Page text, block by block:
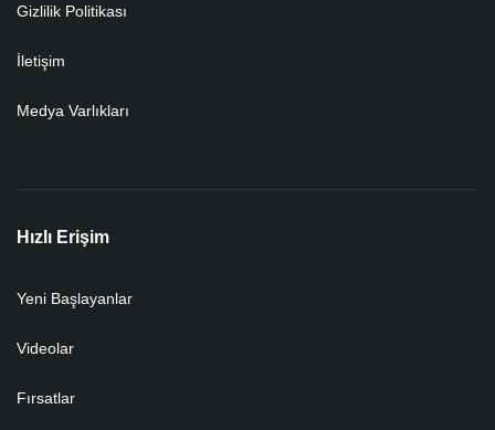
Gizlilik Politikası
İletişim
Medya Varlıkları
Hızlı Erişim
Yeni Başlayanlar
Videolar
Fırsatlar